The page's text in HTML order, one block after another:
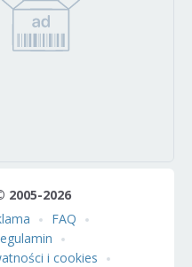
2005-2026
FAQ
i cookies